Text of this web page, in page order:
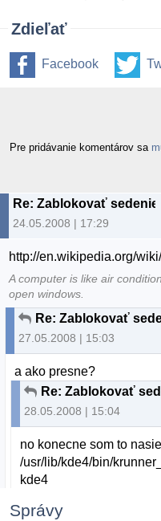
Zdieľať
Facebook
Pre pridávanie komentárov sa
Re: Zablokovať
24.05.2008 | 17:29
http://en.wikipedia.org/
A computer is like air
open windows.
27.05.2008 | 15:03
a ako presne?
28.05.2008 | 15:04
no konecne som to
/usr/lib/kde4/bin/
kde4
Správy